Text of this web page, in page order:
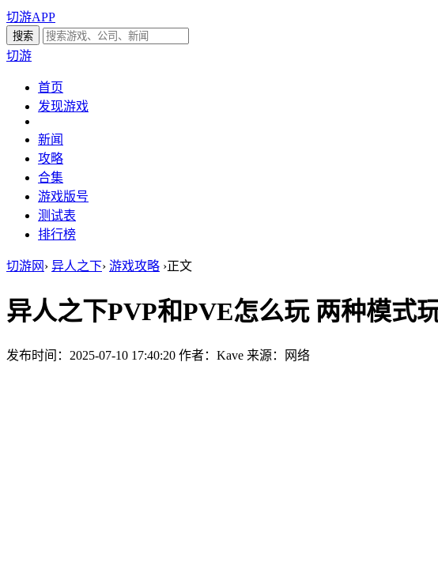
切游APP
切游
首页
发现游戏
新闻
攻略
合集
游戏版号
测试表
排行榜
切游网 › 异人之下› 游戏攻略 ›正文
异人之下PVP和PVE怎么玩 两种模式
发布时间：2025-07-10 17:40:20 作者：Kave 来源：网络